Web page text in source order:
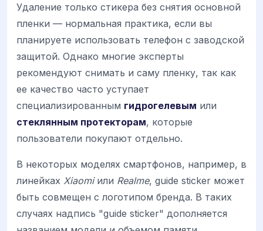
Удаление только стикера без снятия основной
пленки — нормальная практика, если вы
планируете использовать телефон с заводской
защитой. Однако многие эксперты
рекомендуют снимать и саму пленку, так как
ее качество часто уступает
специализированным гидрогелевым или
стеклянным протекторам, которые
пользователи покупают отдельно.
В некоторых моделях смартфонов, например, в
линейках Xiaomiили Realme, guide sticker может
быть совмещен с логотипом бренда. В таких
случаях надпись "guide sticker" дополняется